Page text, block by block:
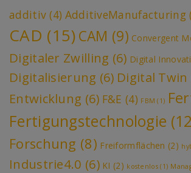
additiv (4) AdditiveManufacturing
CAD (15) CAM (9) Convergent
Digitaler Zwilling (6) Digital
Digitalisierung (6) Digital Twin
Entwicklung (6) F&E (4) FBM (1)
Fertigungstechnologie
Forschung (8) Freiformflächen (2)
Industrie4.0 (6) KI (2) kostenlos(1)